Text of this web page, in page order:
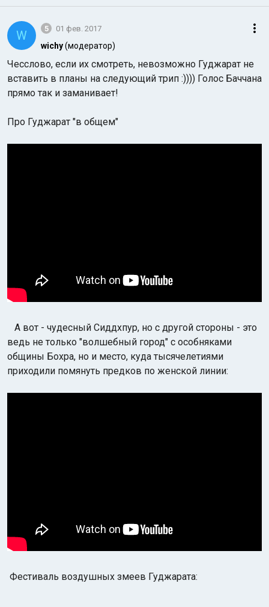
W 5 01 фев. 2017
wichy(модератор)
Чесслово, если их смотреть, невозможно Гуджарат не
вставить в планы на следующий трип :)))) Голос Баччана
прямо так и заманивает!
Про Гуджарат "в общем"
А вот - чудесный Сиддхпур, но с другой стороны - это
ведь не только "волшебный город" с особняками
общины Бохра, но и место, куда тысячелетиями
приходили помянуть предков по женской линии:
Фестиваль воздушных змеев Гуджарата: